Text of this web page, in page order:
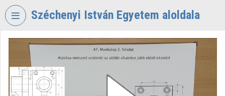
Fejléc kihagyása
Széchenyi István Egyetem aloldala
VIDEOTORIUM
SZÉCHENYI
ISTVÁN